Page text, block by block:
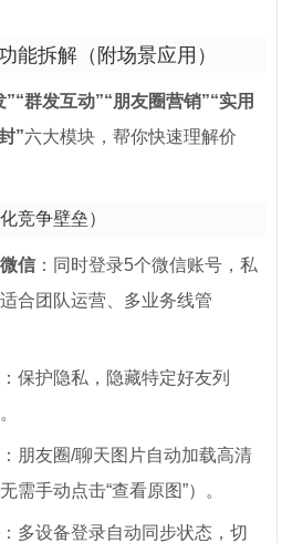
能拆解（附场景应用）
”“群发互动”“朋友圈营销”“实用
”六大模块，帮你快速理解价
竞争壁垒）
信 ：同时登录5个微信账号，私
合团队运营、多业务线管
：保护隐私，隐藏特定好友列
：朋友圈/聊天图片自动加载高清
需手动点击“查看原图”）。
：多设备登录自动同步状态，切